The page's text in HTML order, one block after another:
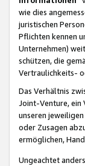
wie dies
juristischen
Pflichten kennen
Unternehmen)
schützen, die
Vertraulichkeits-
Das Verhältnis
Joint-Venture, ein
unseren
oder Zusagen
ermöglichen,
Ungeachtet